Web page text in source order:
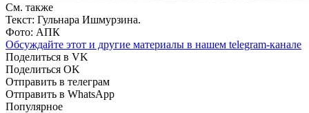
См. также
Текст: Гульнара Ишмурзина.
Фото: АПК
Обсуждайте этот и другие материалы в нашем telegram-канале
Поделиться в VK
Поделиться OK
Отправить в телеграм
Отправить в WhatsApp
Популярное